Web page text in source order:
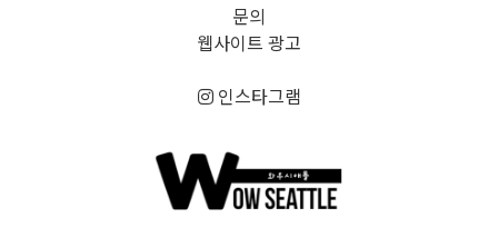
문의
웹사이트 광고
인스타그램